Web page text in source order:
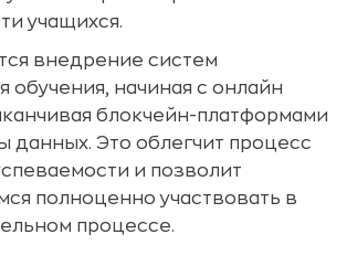
учащихся.
внедрение систем
обучения, начиная с онлайн
блокчейн-платформами
данных. Это облегчит процесс
и позволит
полноценно участвовать в
процессе.